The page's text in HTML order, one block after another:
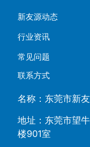
新友源动态
行业资讯
常见问题
联系方式
名称：东莞市新
地址：东莞市望
楼901室